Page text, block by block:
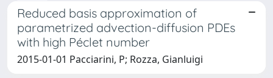
Reduced basis approximation of
parametrized advection-diffusion PDEs
with high Péclet number
2015-01-01 Pacciarini, P; Rozza, Gianluigi